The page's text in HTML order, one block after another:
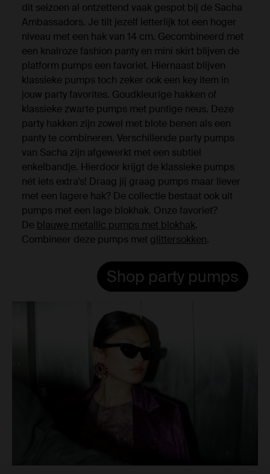
dit seizoen al ontzettend vaak gespot bij de Sacha
Ambassadors. Je tilt jezelf letterlijk tot een hoger
niveau met een hak van 14 cm. Gecombineerd met
een knalroze fashion panty en mini skirt blijven de
platform pumps een favoriet. Hiernaast blijven
klassieke pumps toch zeker ook een key item in
jouw party favorites. Goudkleurige hakken of
klassieke zwarte pumps met puntige neus. Deze
party hakken zijn zowel met blote benen als een
panty te combineren. Verschillende party pumps
van Sacha zijn afgewerkt met een subtiel
enkelbandje. Hierdoor krijgt de klassieke pumps
nét iets extra’s! Draag jij graag pumps maar liever
met een lagere hak? De collectie bestaat ook uit
pumps met een lage blokhak. Onze favoriet?
De blauwe metallic pumps met blokhak.
Combineer deze pumps met glittersokken.
Shop party pumps